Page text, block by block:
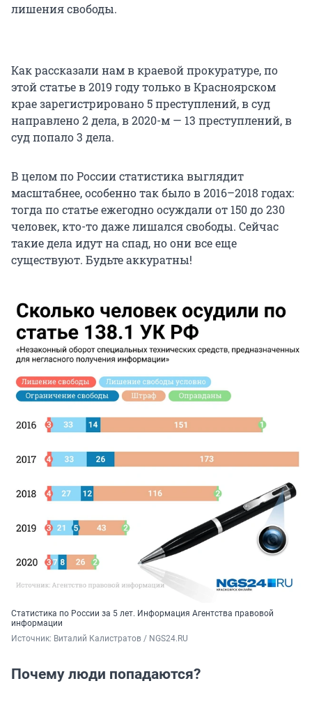
лишения свободы.
Как рассказали нам в краевой прокуратуре, по
этой статье в 2019 году только в Красноярском
крае зарегистрировано 5 преступлений, в суд
направлено 2 дела, в 2020-м — 13 преступлений, в
суд попало 3 дела.
В целом по России статистика выглядит
масштабнее, особенно так было в 2016–2018 годах:
тогда по статье ежегодно осуждали от 150 до 230
человек, кто-то даже лишался свободы. Сейчас
такие дела идут на спад, но они все еще
существуют. Будьте аккуратны!
Статистика по России за 5 лет. Информация Агентства правовой
информации
Источник: Виталий Калистратов / NGS24.RU
Почему люди попадаются?